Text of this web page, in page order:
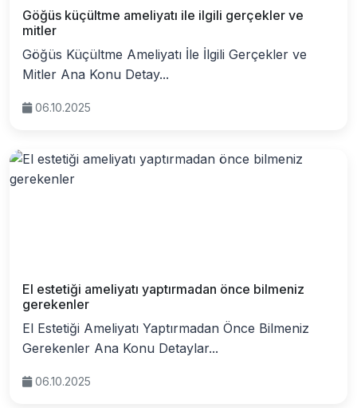
Göğüs küçültme ameliyatı ile ilgili gerçekler ve
mitler
Göğüs Küçültme Ameliyatı İle İlgili Gerçekler ve
Mitler Ana Konu Detay...
06.10.2025
El estetiği ameliyatı yaptırmadan önce bilmeniz
gerekenler
El Estetiği Ameliyatı Yaptırmadan Önce Bilmeniz
Gerekenler Ana Konu Detaylar...
06.10.2025